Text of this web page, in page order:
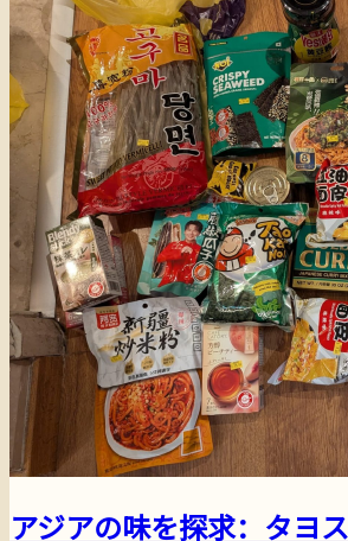
アジアの味を探求：タヨ